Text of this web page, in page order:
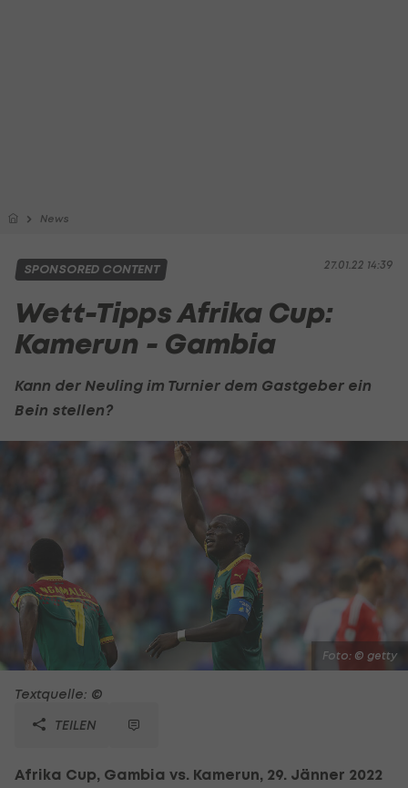
News
27.01.22 14:39
SPONSORED CONTENT
Wett-Tipps Afrika Cup:
Kamerun - Gambia
Kann der Neuling im Turnier dem Gastgeber ein
Bein stellen?
Foto: © getty
Textquelle: ©
TEILEN
Afrika Cup, Gambia vs. Kamerun, 29. Jänner 2022